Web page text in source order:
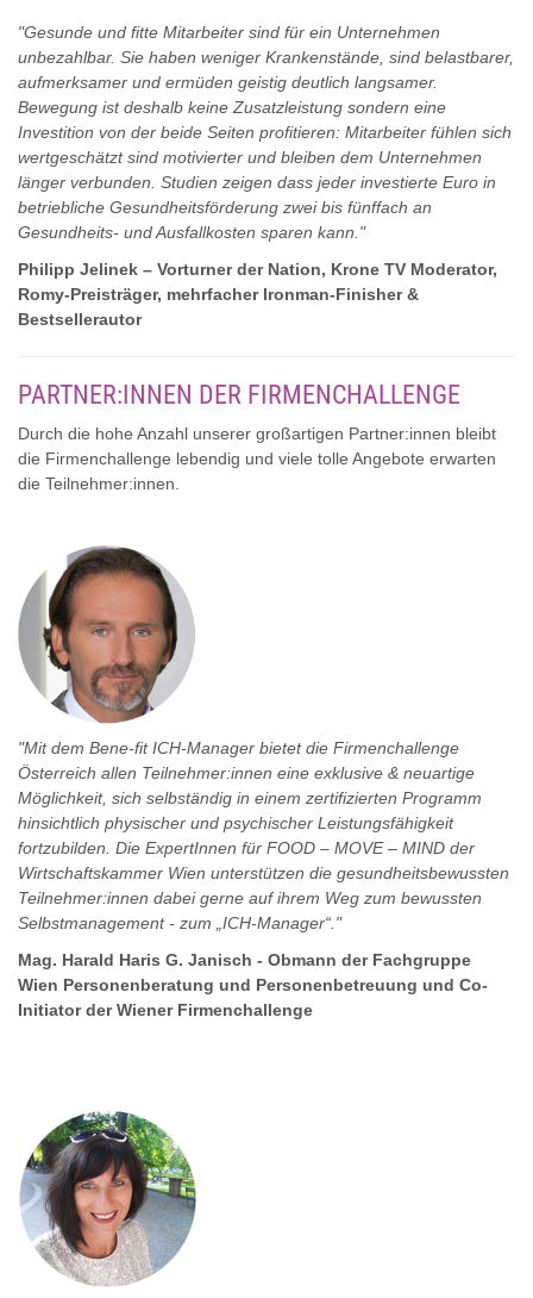
"Gesunde und fitte Mitarbeiter sind für ein Unternehmen
unbezahlbar. Sie haben weniger Krankenstände, sind belastbarer,
aufmerksamer und ermüden geistig deutlich langsamer.
Bewegung ist deshalb keine Zusatzleistung sondern eine
Investition von der beide Seiten profitieren: Mitarbeiter fühlen sich
wertgeschätzt sind motivierter und bleiben dem Unternehmen
länger verbunden. Studien zeigen dass jeder investierte Euro in
betriebliche Gesundheitsförderung zwei bis fünffach an
Gesundheits- und Ausfallkosten sparen kann."
Philipp Jelinek – Vorturner der Nation, Krone TV Moderator,
Romy-Preisträger, mehrfacher Ironman-Finisher &
Bestsellerautor
PARTNER:INNEN DER FIRMENCHALLENGE
Durch die hohe Anzahl unserer großartigen Partner:innen bleibt
die Firmenchallenge lebendig und viele tolle Angebote erwarten
die Teilnehmer:innen.
"Mit dem Bene-fit ICH-Manager bietet die Firmenchallenge
Österreich allen Teilnehmer:innen eine exklusive & neuartige
Möglichkeit, sich selbständig in einem zertifizierten Programm
hinsichtlich physischer und psychischer Leistungsfähigkeit
fortzubilden. Die ExpertInnen für FOOD – MOVE – MIND der
Wirtschaftskammer Wien unterstützen die gesundheitsbewussten
Teilnehmer:innen dabei gerne auf ihrem Weg zum bewussten
Selbstmanagement - zum „ICH-Manager“."
Mag. Harald Haris G. Janisch - Obmann der Fachgruppe
Wien Personenberatung und Personenbetreuung und Co-
Initiator der Wiener Firmenchallenge